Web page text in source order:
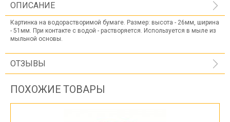
ОПИСАНИЕ
Картинка на водорастворимой бумаге. Размер: высота - 26мм, ширина
- 51мм. При контакте с водой - растворяется. Используется в мыле из
мыльной основы.
ОТЗЫВЫ
ПОХОЖИЕ ТОВАРЫ